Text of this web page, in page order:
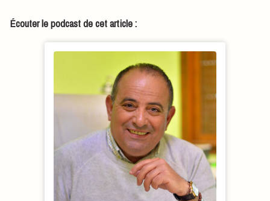
Écouter le podcast de cet article :